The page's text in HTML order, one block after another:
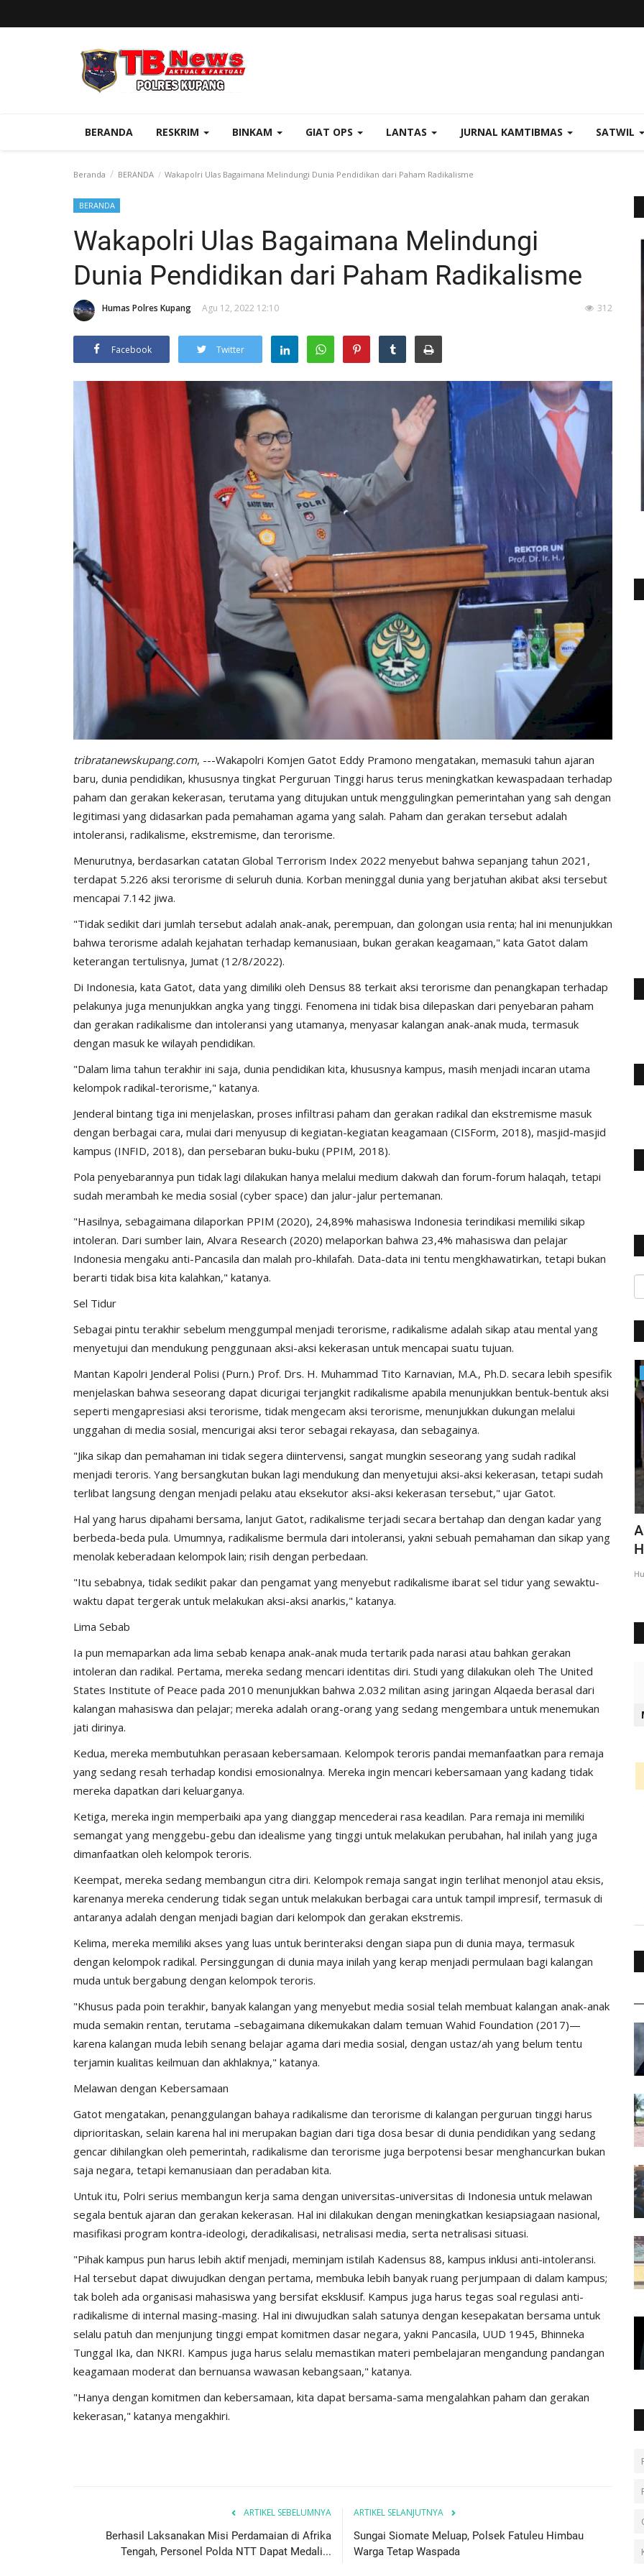
BERANDA RESKRIM BINKAM GIAT OPS LANTAS JURNAL KAMTIBMAS SATWIL
Beranda BERANDA Wakapolri Ulas Bagaimana Melindungi Dunia Pendidikan dari Paham Radikalisme
BERANDA
Wakapolri Ulas Bagaimana Melindungi
Dunia Pendidikan dari Paham Radikalisme
Humas Polres Kupang Agu 12, 2022 12:10 312
Facebook Twitter
tribratanewskupang.com, ---Wakapolri Komjen Gatot Eddy Pramono mengatakan, memasuki tahun ajaran
baru, dunia pendidikan, khususnya tingkat Perguruan Tinggi harus terus meningkatkan kewaspadaan terhadap
paham dan gerakan kekerasan, terutama yang ditujukan untuk menggulingkan pemerintahan yang sah dengan
legitimasi yang didasarkan pada pemahaman agama yang salah. Paham dan gerakan tersebut adalah
intoleransi, radikalisme, ekstremisme, dan terorisme.
Menurutnya, berdasarkan catatan Global Terrorism Index 2022 menyebut bahwa sepanjang tahun 2021,
terdapat 5.226 aksi terorisme di seluruh dunia. Korban meninggal dunia yang berjatuhan akibat aksi tersebut
mencapai 7.142 jiwa.
"Tidak sedikit dari jumlah tersebut adalah anak-anak, perempuan, dan golongan usia renta; hal ini menunjukkan
bahwa terorisme adalah kejahatan terhadap kemanusiaan, bukan gerakan keagamaan," kata Gatot dalam
keterangan tertulisnya, Jumat (12/8/2022).
Di Indonesia, kata Gatot, data yang dimiliki oleh Densus 88 terkait aksi terorisme dan penangkapan terhadap
pelakunya juga menunjukkan angka yang tinggi. Fenomena ini tidak bisa dilepaskan dari penyebaran paham
dan gerakan radikalisme dan intoleransi yang utamanya, menyasar kalangan anak-anak muda, termasuk
dengan masuk ke wilayah pendidikan.
"Dalam lima tahun terakhir ini saja, dunia pendidikan kita, khususnya kampus, masih menjadi incaran utama
kelompok radikal-terorisme," katanya.
Jenderal bintang tiga ini menjelaskan, proses infiltrasi paham dan gerakan radikal dan ekstremisme masuk
dengan berbagai cara, mulai dari menyusup di kegiatan-kegiatan keagamaan (CISForm, 2018), masjid-masjid
kampus (INFID, 2018), dan persebaran buku-buku (PPIM, 2018).
Pola penyebarannya pun tidak lagi dilakukan hanya melalui medium dakwah dan forum-forum halaqah, tetapi
sudah merambah ke media sosial (cyber space) dan jalur-jalur pertemanan.
"Hasilnya, sebagaimana dilaporkan PPIM (2020), 24,89% mahasiswa Indonesia terindikasi memiliki sikap
intoleran. Dari sumber lain, Alvara Research (2020) melaporkan bahwa 23,4% mahasiswa dan pelajar
Indonesia mengaku anti-Pancasila dan malah pro-khilafah. Data-data ini tentu mengkhawatirkan, tetapi bukan
berarti tidak bisa kita kalahkan," katanya.
Sel Tidur
Sebagai pintu terakhir sebelum menggumpal menjadi terorisme, radikalisme adalah sikap atau mental yang
menyetujui dan mendukung penggunaan aksi-aksi kekerasan untuk mencapai suatu tujuan.
Mantan Kapolri Jenderal Polisi (Purn.) Prof. Drs. H. Muhammad Tito Karnavian, M.A., Ph.D. secara lebih spesifik
menjelaskan bahwa seseorang dapat dicurigai terjangkit radikalisme apabila menunjukkan bentuk-bentuk aksi
seperti mengapresiasi aksi terorisme, tidak mengecam aksi terorisme, menunjukkan dukungan melalui
unggahan di media sosial, mencurigai aksi teror sebagai rekayasa, dan sebagainya.
"Jika sikap dan pemahaman ini tidak segera diintervensi, sangat mungkin seseorang yang sudah radikal
menjadi teroris. Yang bersangkutan bukan lagi mendukung dan menyetujui aksi-aksi kekerasan, tetapi sudah
terlibat langsung dengan menjadi pelaku atau eksekutor aksi-aksi kekerasan tersebut," ujar Gatot.
Hal yang harus dipahami bersama, lanjut Gatot, radikalisme terjadi secara bertahap dan dengan kadar yang
berbeda-beda pula. Umumnya, radikalisme bermula dari intoleransi, yakni sebuah pemahaman dan sikap yang
menolak keberadaan kelompok lain; risih dengan perbedaan.
"Itu sebabnya, tidak sedikit pakar dan pengamat yang menyebut radikalisme ibarat sel tidur yang sewaktu-
waktu dapat tergerak untuk melakukan aksi-aksi anarkis," katanya.
Lima Sebab
Ia pun memaparkan ada lima sebab kenapa anak-anak muda tertarik pada narasi atau bahkan gerakan
intoleran dan radikal. Pertama, mereka sedang mencari identitas diri. Studi yang dilakukan oleh The United
States Institute of Peace pada 2010 menunjukkan bahwa 2.032 militan asing jaringan Alqaeda berasal dari
kalangan mahasiswa dan pelajar; mereka adalah orang-orang yang sedang mengembara untuk menemukan
jati dirinya.
Kedua, mereka membutuhkan perasaan kebersamaan. Kelompok teroris pandai memanfaatkan para remaja
yang sedang resah terhadap kondisi emosionalnya. Mereka ingin mencari kebersamaan yang kadang tidak
mereka dapatkan dari keluarganya.
Ketiga, mereka ingin memperbaiki apa yang dianggap mencederai rasa keadilan. Para remaja ini memiliki
semangat yang menggebu-gebu dan idealisme yang tinggi untuk melakukan perubahan, hal inilah yang juga
dimanfaatkan oleh kelompok teroris.
Keempat, mereka sedang membangun citra diri. Kelompok remaja sangat ingin terlihat menonjol atau eksis,
karenanya mereka cenderung tidak segan untuk melakukan berbagai cara untuk tampil impresif, termasuk di
antaranya adalah dengan menjadi bagian dari kelompok dan gerakan ekstremis.
Kelima, mereka memiliki akses yang luas untuk berinteraksi dengan siapa pun di dunia maya, termasuk
dengan kelompok radikal. Persinggungan di dunia maya inilah yang kerap menjadi permulaan bagi kalangan
muda untuk bergabung dengan kelompok teroris.
"Khusus pada poin terakhir, banyak kalangan yang menyebut media sosial telah membuat kalangan anak-anak
muda semakin rentan, terutama –sebagaimana dikemukakan dalam temuan Wahid Foundation (2017)—
karena kalangan muda lebih senang belajar agama dari media sosial, dengan ustaz/ah yang belum tentu
terjamin kualitas keilmuan dan akhlaknya," katanya.
Melawan dengan Kebersamaan
Gatot mengatakan, penanggulangan bahaya radikalisme dan terorisme di kalangan perguruan tinggi harus
diprioritaskan, selain karena hal ini merupakan bagian dari tiga dosa besar di dunia pendidikan yang sedang
gencar dihilangkan oleh pemerintah, radikalisme dan terorisme juga berpotensi besar menghancurkan bukan
saja negara, tetapi kemanusiaan dan peradaban kita.
Untuk itu, Polri serius membangun kerja sama dengan universitas-universitas di Indonesia untuk melawan
segala bentuk ajaran dan gerakan kekerasan. Hal ini dilakukan dengan meningkatkan kesiapsiagaan nasional,
masifikasi program kontra-ideologi, deradikalisasi, netralisasi media, serta netralisasi situasi.
"Pihak kampus pun harus lebih aktif menjadi, meminjam istilah Kadensus 88, kampus inklusi anti-intoleransi.
Hal tersebut dapat diwujudkan dengan pertama, membuka lebih banyak ruang perjumpaan di dalam kampus;
tak boleh ada organisasi mahasiswa yang bersifat eksklusif. Kampus juga harus tegas soal regulasi anti-
radikalisme di internal masing-masing. Hal ini diwujudkan salah satunya dengan kesepakatan bersama untuk
selalu patuh dan menjunjung tinggi empat komitmen dasar negara, yakni Pancasila, UUD 1945, Bhinneka
Tunggal Ika, dan NKRI. Kampus juga harus selalu memastikan materi pembelajaran mengandung pandangan
keagamaan moderat dan bernuansa wawasan kebangsaan," katanya.
"Hanya dengan komitmen dan kebersamaan, kita dapat bersama-sama mengalahkan paham dan gerakan
kekerasan," katanya mengakhiri.
ARTIKEL SEBELUMNYA
Berhasil Laksanakan Misi Perdamaian di Afrika
Tengah, Personel Polda NTT Dapat Medali...
ARTIKEL SELANJUTNYA
Sungai Siomate Meluap, Polsek Fatuleu Himbau
Warga Tetap Waspada
Pembunuhan...
Polisi Kita
Pimpin Apel Pagi, Kapolres Kupang :
Miras, Masih Menjadi...
Giat Ops
Kapolri Sosialisasikan One Way di Jalan
Tol Akan Diperpanjang...